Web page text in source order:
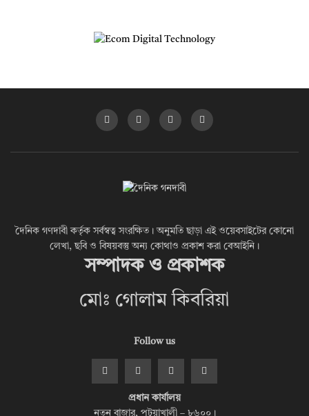
দৈনিক গণদাবী কর্তৃক সর্বস্বত্ব সংরক্ষিত। অনুমতি ছাড়া এই ওয়েবসাইটের কোনো
লেখা, ছবি ও বিষয়বস্তু অন্য কোথাও প্রকাশ করা বেআইনি।
সম্পাদক ও প্রকাশক
মোঃ গোলাম কিবরিয়া
Follow us
প্রধান কার্যালয়
নতুন বাজার, পটুয়াখালী – ৮৬০০।